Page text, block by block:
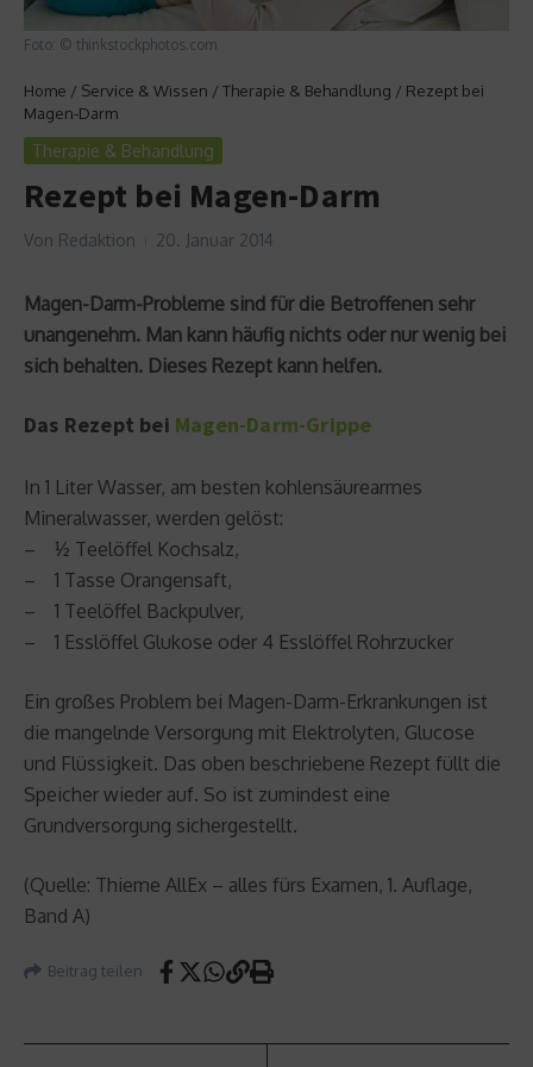
Foto: © thinkstockphotos.com
Home / Service & Wissen / Therapie & Behandlung / Rezept bei
Magen-Darm
Therapie & Behandlung
Rezept bei Magen-Darm
Von Redaktion 20. Januar 2014
Magen-Darm-Probleme sind für die Betroffenen sehr
unangenehm. Man kann häufig nichts oder nur wenig bei
sich behalten. Dieses Rezept kann helfen.
Das Rezept bei Magen-Darm-Grippe
In 1 Liter Wasser, am besten kohlensäurearmes
Mineralwasser, werden gelöst:
– ½ Teelöffel Kochsalz,
– 1 Tasse Orangensaft,
– 1 Teelöffel Backpulver,
– 1 Esslöffel Glukose oder 4 Esslöffel Rohrzucker
Ein großes Problem bei Magen-Darm-Erkrankungen ist
die mangelnde Versorgung mit Elektrolyten, Glucose
und Flüssigkeit. Das oben beschriebene Rezept füllt die
Speicher wieder auf. So ist zumindest eine
Grundversorgung sichergestellt.
(Quelle: Thieme AllEx – alles fürs Examen, 1. Auflage,
Band A)
Beitrag teilen